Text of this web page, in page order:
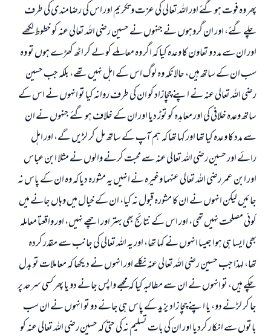
پھر وہ فوت ہو گئے اور اللہ تعالى كى عزت و تكريم اور اس كى رضامندى كى طرف
چلے گئے، اور ان گروہوں نے جنہوں نے حسين رضى اللہ تعالى عنہ كو خطوط لكھے
اور ان سے مدد و تعاون كا وعدہ كيا كہ اگر وہ معاملے كو لے كر اٹھ كھڑے ہوں تو وہ
سب ان كے ساتھ ہيں، حالانكہ وہ لوگ اس كے اہل نہيں تھے، بلكہ جب حسين
رضى اللہ تعالى عنہ نے اپنے چچازاد كو ان كى طرف روانہ كيا تو انہوں نے اس كے
ساتھ وعدہ خلافى كى اور معاہدہ كو توڑ ديا اور ان كے خلاف ہو گئے جنہوں نے ان
سے مدد كا وعدہ كيا تھا اور كہا تھا كہ ہم آپ كے ساتھ مل كر لڑيں گے، اور اہل
رائے اور حسين رضى اللہ تعالى عنہ سے محبت كرنے والوں نے مثلا ابن عباس
اور ابن عمر رضى اللہ تعالى عنہما وغيرہ نے انہيں يہ مشورہ ديا كہ وہ ان كے پاس نہ
جائيں ليكن انہوں نے ان كا مشورہ قبول نہ كيا، ان كے خيال ميں وہاں جانے ميں
كوئى مصلحت نہيں تھى، اور اس كے نتائج بھى بہتر اور اچھے نہيں، اور واقعتا معاملہ
بھى ايسا ہى ہوا جيسا انہوں نے كہا تھا، اور يہ اللہ تعالى كى جانب سے مقدر كردہ
تھا، لہذا جب حسين رضى اللہ تعالى عنہ نكلے اور انہوں نے ديكھا كہ معاملات تو بدل
چكے ہيں، تو انہوں نے ان سے مطالبہ كيا كہ مجھے واپس جانے دو يا پھر كسى سرحد پر
جا كر لڑنے دو، يا اپنے چچا زاد يزيد كے پاس ہى جانے دو تو انہوں نے ان سب
باتوں سے انكار كرديا اور ان كى بات تسليم نہ كى حتى كہ حسين رضى اللہ تعالى عنہ كو